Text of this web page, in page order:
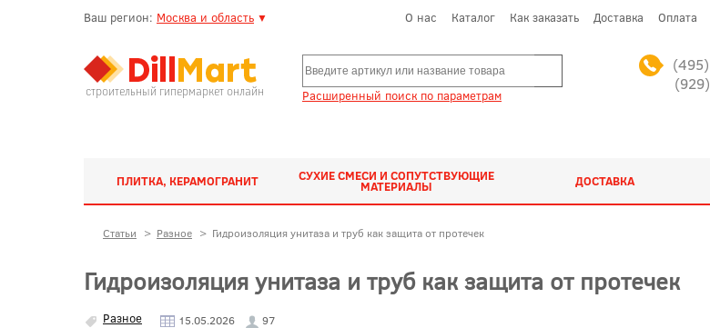
Ваш регион: Москва и область ▼ О нас Каталог Как заказать Доставка Оплата
строительный гипермаркет онлайн Расширенный поиск по параметрам
(495)
(929)
ПЛИТКА, КЕРАМОГРАНИТ СУХИЕ СМЕСИ И СОПУТСТВУЮЩИЕ
МАТЕРИАЛЫ ДОСТАВКА
Статьи > Разное > Гидроизоляция унитаза и труб как защита от протечек
Гидроизоляция унитаза и труб как защита от протечек
Разное 15.05.2026 97